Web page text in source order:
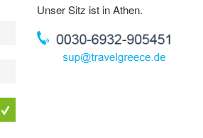
Unser Sitz ist in Athen.